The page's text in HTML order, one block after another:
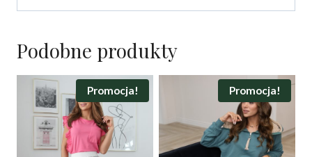
Podobne produkty
Promocja! Promocja!